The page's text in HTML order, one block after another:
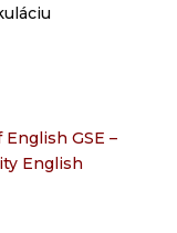
GSE –
English